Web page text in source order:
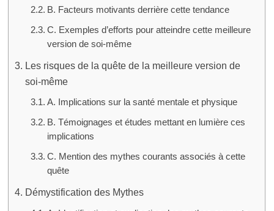
B. Facteurs motivants derrière cette tendance
C. Exemples d’efforts pour atteindre cette meilleure
version de soi-même
Les risques de la quête de la meilleure version de
soi-même
A. Implications sur la santé mentale et physique
B. Témoignages et études mettant en lumière ces
implications
C. Mention des mythes courants associés à cette
quête
Démystification des Mythes